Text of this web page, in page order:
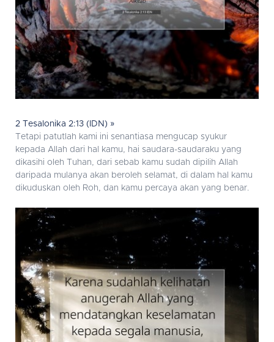
2 Tesalonika 2:13 (IDN) »
Tetapi patutlah kami ini senantiasa mengucap syukur
kepada Allah dari hal kamu, hai saudara-saudaraku yang
dikasihi oleh Tuhan, dari sebab kamu sudah dipilih Allah
daripada mulanya akan beroleh selamat, di dalam hal kamu
dikuduskan oleh Roh, dan kamu percaya akan yang benar.